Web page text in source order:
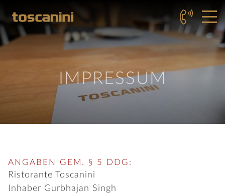
IMPRESSUM
ANGABEN GEM. § 5 DDG:
Ristorante Toscanini
Inhaber Gurbhajan Singh